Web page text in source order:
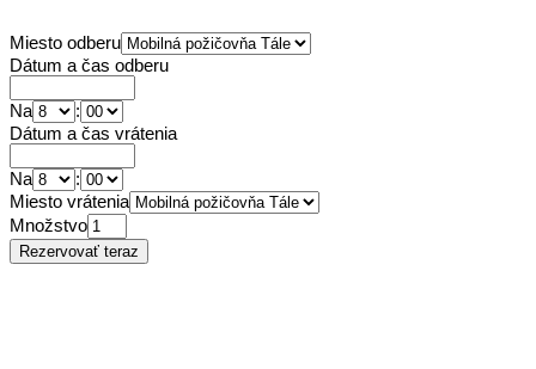
Miesto odberu
Dátum a čas odberu
Na
:
Dátum a čas vrátenia
Na
:
Miesto vrátenia
Množstvo